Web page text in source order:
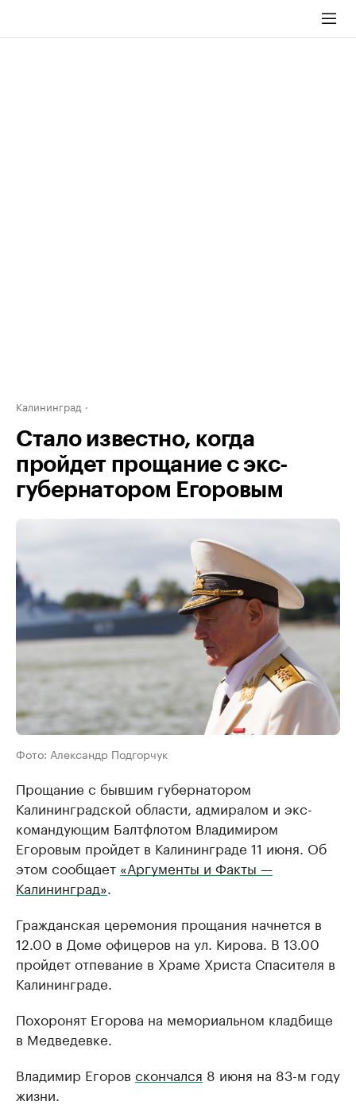
Калининград
Стало известно, когда
пройдет прощание с экс-
губернатором Егоровым
Фото: Александр Подгорчук
Прощание с бывшим губернатором
Калининградской области, адмиралом и экс-
командующим Балтфлотом Владимиром
Егоровым пройдет в Калининграде 11 июня. Об
этом сообщает «Аргументы и Факты —
Калининград»
Гражданская церемония прощания начнется в
12.00 в Доме офицеров на ул. Кирова. В 13.00
пройдет отпевание в Храме Христа Спасителя в
Калининграде.
Похоронят Егорова на мемориальном кладбище
в Медведевке.
Владимир Егоров скончался 8 июня на 83-м году
жизни.